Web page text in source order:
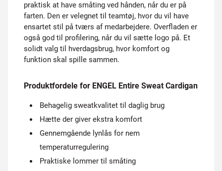
praktisk at have småting ved hånden, når du er på
farten. Den er velegnet til teamtøj, hvor du vil have
ensartet stil på tværs af medarbejdere. Overfladen er
også god til profilering, når du vil sætte logo på. Et
solidt valg til hverdagsbrug, hvor komfort og
funktion skal spille sammen.
Produktfordele for ENGEL Entire Sweat Cardigan
Behagelig sweatkvalitet til daglig brug
Hætte der giver ekstra komfort
Gennemgående lynlås for nem
temperaturregulering
Praktiske lommer til småting